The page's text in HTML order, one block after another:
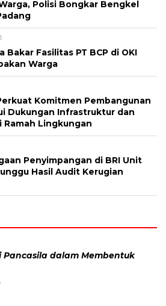
Polisi Bongkar Bengkel
Bakar Fasilitas PT BCP di OKI
Warga
Komitmen Pembangunan
Dukungan Infrastruktur dan
Lingkungan
Penyimpangan di BRI Unit
Hasil Audit Kerugian
Pancasila dalam Membentuk